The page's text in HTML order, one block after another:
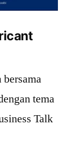
tema
Talk